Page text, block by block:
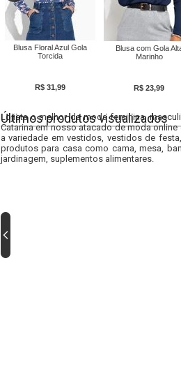
Blusa Floral Azul Gola
Torcida
R$ 31,99
Blusa com Gola
Marinho
R$ 23,99
Últimos produtos visualizados
Lojista o melhor da moda feminina,
Catarina em nosso atacado de moda
a variedade em vestidos, vestidos de
produtos para casa como cama, mesa,
jardinagem, suplementos alimentares.